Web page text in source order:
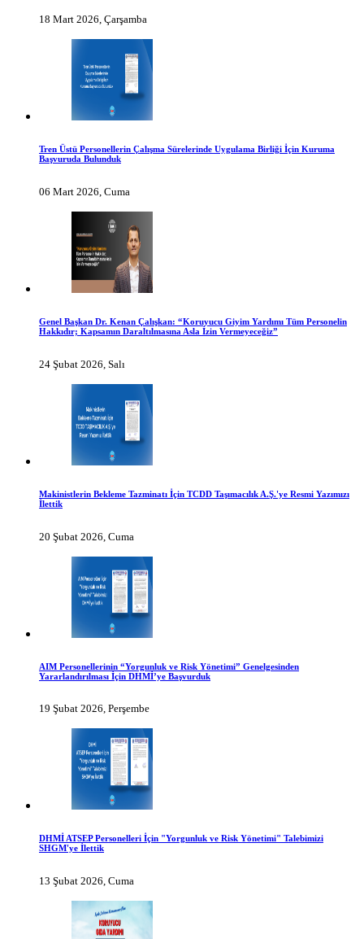
18 Mart 2026, Çarşamba
Tren Üstü Personellerin Çalışma Sürelerinde Uygulama Birliği İçin Kuruma
Başvuruda Bulunduk
06 Mart 2026, Cuma
Genel Başkan Dr. Kenan Çalışkan: “Koruyucu Giyim Yardımı Tüm Personelin
Hakkıdır; Kapsamın Daraltılmasına Asla İzin Vermeyeceğiz”
24 Şubat 2026, Salı
Makinistlerin Bekleme Tazminatı İçin TCDD Taşımacılık A.Ş.'ye Resmi Yazımızı
İlettik
20 Şubat 2026, Cuma
AIM Personellerinin “Yorgunluk ve Risk Yönetimi” Genelgesinden
Yararlandırılması İçin DHMİ’ye Başvurduk
19 Şubat 2026, Perşembe
DHMİ ATSEP Personelleri İçin "Yorgunluk ve Risk Yönetimi" Talebimizi
SHGM'ye İlettik
13 Şubat 2026, Cuma